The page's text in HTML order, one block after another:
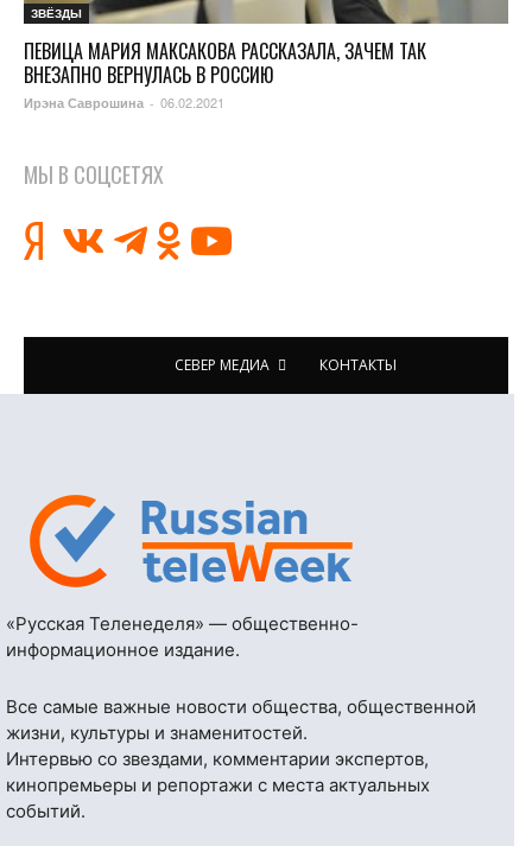
ЗВЁЗДЫ
ПЕВИЦА МАРИЯ МАКСАКОВА РАССКАЗАЛА, ЗАЧЕМ ТАК
ВНЕЗАПНО ВЕРНУЛАСЬ В РОССИЮ
Ирэна Саврошина - 06.02.2021
МЫ В СОЦСЕТЯХ
СЕВЕР МЕДИА КОНТАКТЫ
«Русская Теленеделя» — общественно-
информационное издание.
Все самые важные новости общества, общественной
жизни, культуры и знаменитостей.
Интервью со звездами, комментарии экспертов,
кинопремьеры и репортажи с места актуальных
событий.